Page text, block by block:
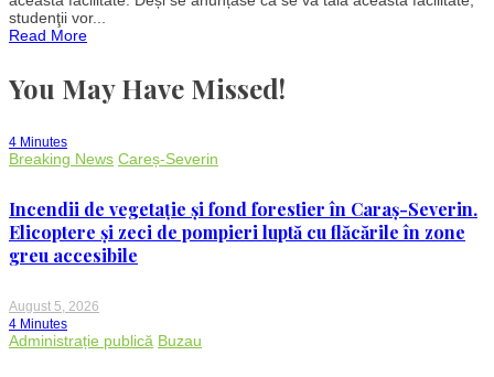
Studenţii
studenţii vor...
Read More
You May Have Missed!
4 Minutes
Breaking News Careș-Severin
Incendii de vegetație și fond forestier în Caraș-Severin.
Elicoptere și zeci de pompieri luptă cu flăcările în zone
greu accesibile
August 5, 2026
4 Minutes
Administrație publică Buzau